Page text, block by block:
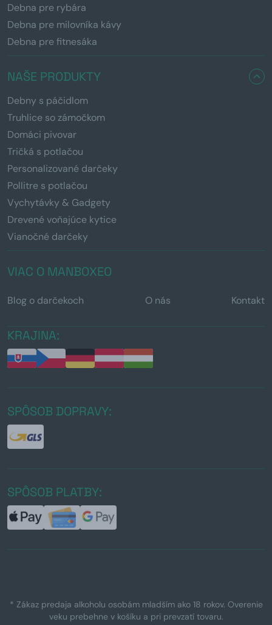
Debna pre rybára
Debna pre milovníka kávy
Debna pre fitnesáka
NAŠE PRODUKTY
Debny s páčidlom
Truhlice so zámočkom
Domáci pivovar
Tričká s potlačou
Personalizované darčeky
Pollitre s potlačou
Vychytávky & Gadgety
Drevené voňajúce kytice
Vianočné darčeky
VIAC O MANBOXEO
Blog o darčekoch O nás Kontakt
KRAJINA:
SPÔSOB DOPRAVY:
SPÔSOB PLATBY:
* Zákaz predaja alkoholu osobám mladším ako 18 rokov. Overenie
veku prebehne v košíku a pri prevzatí tovaru.